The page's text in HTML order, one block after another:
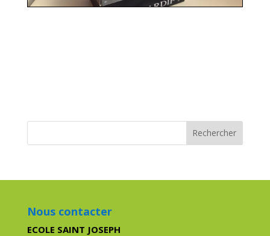
Nous contacter
ECOLE SAINT JOSEPH